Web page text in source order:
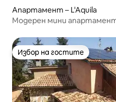
Апартамент – L'Aquila
Модерен мини
Избор на гостите
Избор на гостите